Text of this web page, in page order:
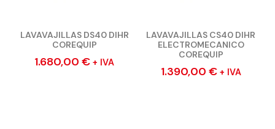
LAVAVAJILLAS DS40 DIHR
COREQUIP
1.680,00 € + IVA
LAVAVAJILLAS CS40 DIHR
ELECTROMECANICO
COREQUIP
1.390,00 € + IVA